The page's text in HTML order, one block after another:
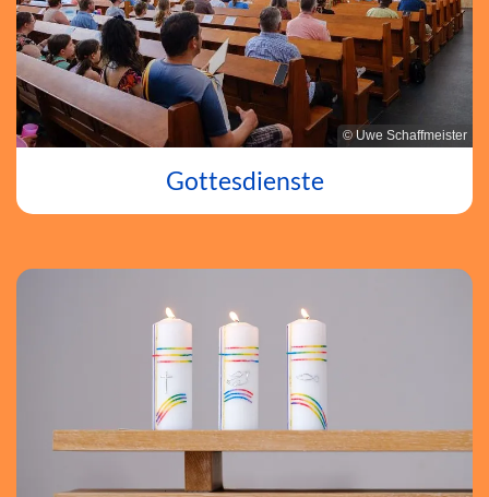
© Uwe Schaffmeister
Gottesdienste